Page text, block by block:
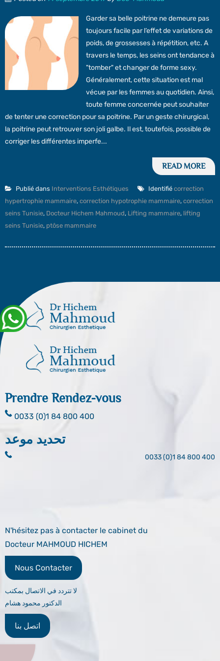
Garder sa belle poitrine ne demeure pas
toujours facile par l’effet de variations de
poids, de grossesses à répétition, etc. A
travers le temps, les seins ont tendance à
"tomber" et changer de forme sexy.
Généralement, cette situation est mal
vécue par les femmes au quotidien. Ainsi,
toute femme concernée peut souhaiter
de tenter une correction pour sa poitrine. Par un geste chirurgical,
la poitrine peut retrouver son joli galbe. Il est, toutefois, possible de
corriger les différentes imperfe...
READ MORE
Publié dans Interventions Esthétiques Identifié correction
hypertrophie mammaire, correction hypotrophie mammaire, correction
seins Tunisie, Docteur Hichem Mahmoud, Lifting mammaire, lifting
seins Tunisie, ptôse mammaire
Prendre Rendez-vous
0033 (0)1 84 800 400
تحديد موعد
0033 (0)1 84 800 400
N'hésitez pas à contacter le cabinet du
Docteur MAHMOUD HICHEM
Nous Contacter
لا تتردد في الاتصال بمكتب
الدكتور محمود هشام
اتصل بنا